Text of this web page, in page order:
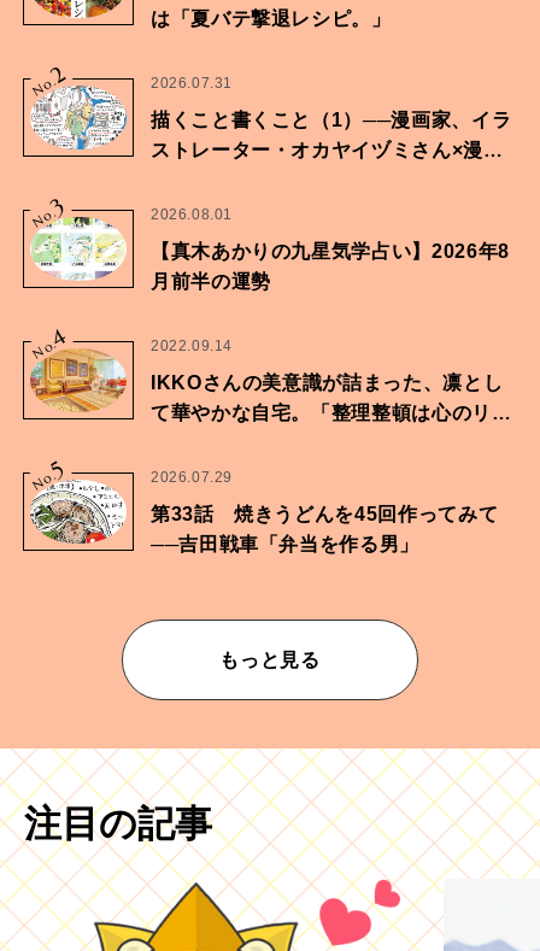
は「夏バテ撃退レシピ。」
No.2 2026.07.31
描くこと書くこと（1）──漫画家、イラ
ストレーター・オカヤイヅミさん×漫画
No.3 2026.08.01
【真木あかりの九星気学占い】2026年8
月前半の運勢
No.
4 2022.09.14
IKKOさんの美意識が詰まった、凛とし
て華やかな自宅。「整理整頓は心のリズ
No.5 2026.07.29
第33話 焼きうどんを45回作ってみて
──吉田戦車「弁当を作る男」
もっと見る
注目の記事